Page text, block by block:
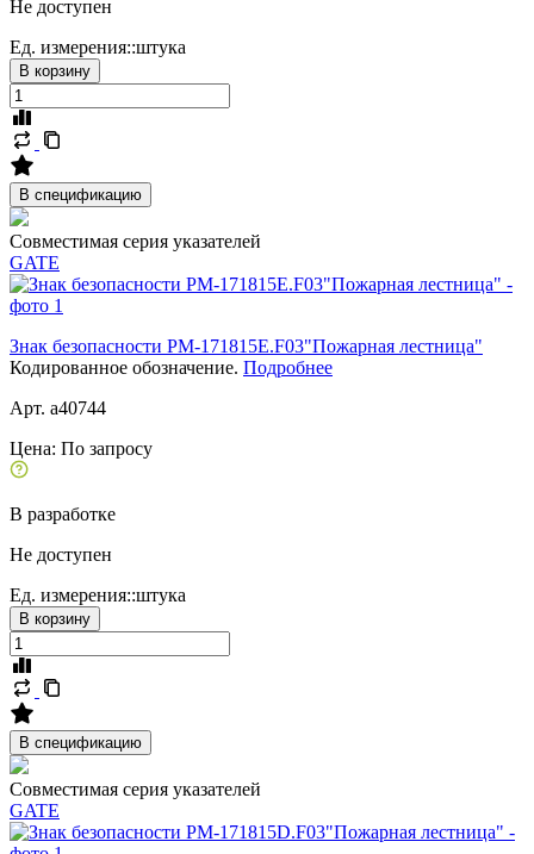
Не доступен
Ед. измерения::штука
В корзину
В спецификацию
Совместимая серия указателей
GATE
Знак безопасности PM-171815E.F03"Пожарная лестница"
Кодированное обозначение. Подробнее
Арт. a40744
Цена: По запросу
В разработке
Не доступен
Ед. измерения::штука
В корзину
В спецификацию
Совместимая серия указателей
GATE